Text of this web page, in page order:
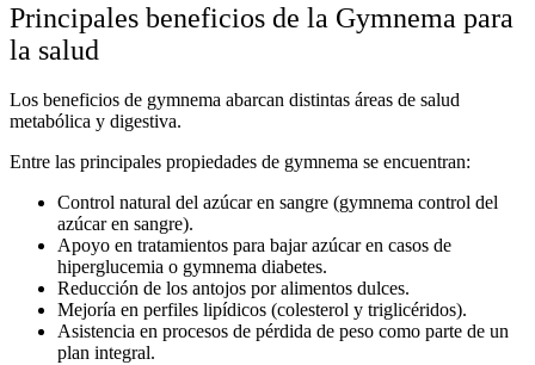
Principales beneficios de la Gymnema para
la salud
Los beneficios de gymnema abarcan distintas áreas de salud
metabólica y digestiva.
Entre las principales propiedades de gymnema se encuentran:
Control natural del azúcar en sangre (gymnema control del
azúcar en sangre).
Apoyo en tratamientos para bajar azúcaren casos de
hiperglucemia o gymnema diabetes.
Reducción de los antojos por alimentos dulces.
Mejoría en perfiles lipídicos (colesterol y triglicéridos).
Asistencia en procesos de pérdida de peso como parte de un
plan integral.